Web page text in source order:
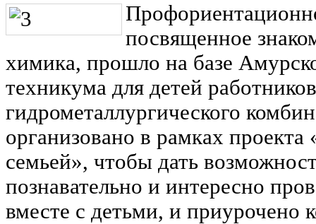
посвященное
химика, прошло на базе
техникума для детей
гидрометаллургического
организовано в рамках
семьей», чтобы дать
познавательно и интересно
вместе с детьми, и приурочено